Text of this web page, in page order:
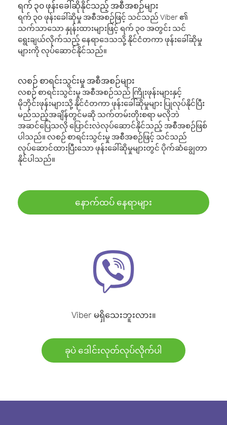
ရက် ၃၀ ဖုန်းခေါ်ဆိုနိုင်သည့် အစီအစဉ်များ
ရက် ၃၀ ဖုန်းခေါ်ဆိုမှု အစီအစဉ်ဖြင့် သင်သည် Viber ၏
သက်သာသော နှုန်းထားများဖြင့် ရက် ၃၀ အတွင်း သင်
ရွေးချယ်လိုက်သည့် နေရာဒေသသို့ နိုင်ငံတကာ ဖုန်းခေါ်ဆိုမှု
များကို လုပ်ဆောင်နိုင်သည်။
လစဉ် စာရင်းသွင်းမှု အစီအစဉ်များ
လစဉ် စာရင်းသွင်းမှု အစီအစဉ်သည် ကြိုးဖုန်းများနှင့်
မိုဘိုင်းဖုန်းများသို့ နိုင်ငံတကာ ဖုန်းခေါ်ဆိုမှုများ ပြုလုပ်နိုင်ပြီး
မည်သည့်အချိန်တွင်မဆို သက်တမ်းတိုးစရာ မလိုဘဲ
အဆင်ပြေသလို ပြောင်းလဲလုပ်ဆောင်နိုင်သည့် အစီအစဉ်ဖြစ်
ပါသည်။ လစဉ် စာရင်းသွင်းမှု အစီအစဉ်ဖြင့် သင်သည်
လုပ်ဆောင်ထားပြီးသော ဖုန်းခေါ်ဆိုမှုများတွင် ပိုက်ဆံချွေတာ
နိုင်ပါသည်။
နောက်ထပ် နေရာများ
Viber မရှိသေးဘူးလား။
ခုပဲ ဒေါင်းလုတ်လုပ်လိုက်ပါ